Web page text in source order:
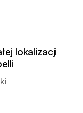
lokalizacji